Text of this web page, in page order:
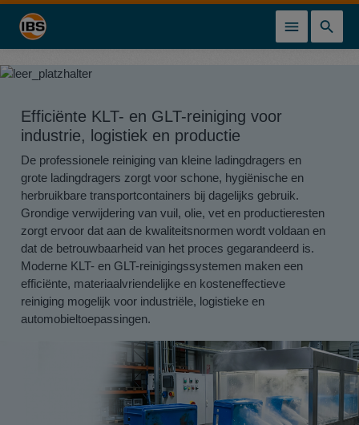
Efficiënte KLT- en GLT-reiniging voor
industrie, logistiek en productie
De professionele reiniging van kleine ladingdragers en
grote ladingdragers zorgt voor schone, hygiënische en
herbruikbare transportcontainers bij dagelijks gebruik.
Grondige verwijdering van vuil, olie, vet en productieresten
zorgt ervoor dat aan de kwaliteitsnormen wordt voldaan en
dat de betrouwbaarheid van het proces gegarandeerd is.
Moderne KLT- en GLT-reinigingssystemen maken een
efficiënte, materiaalvriendelijke en kosteneffectieve
reiniging mogelijk voor industriële, logistieke en
automobieltoepassingen.